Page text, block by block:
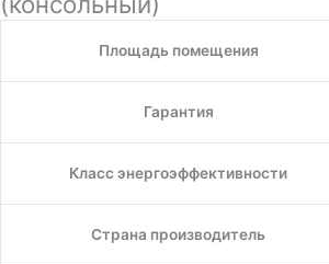
Площадь помещения
Гарантия
Класс энергоэффективности
Страна производитель